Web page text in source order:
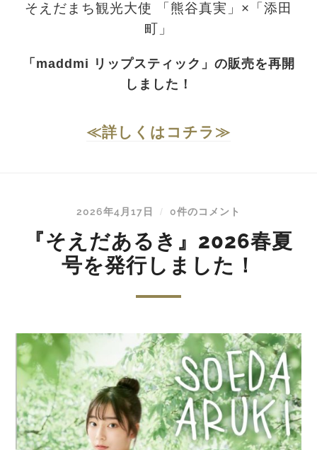
そえだまち観光大使 「熊谷真実」×「添田
町」
「maddmi リップスティック」の販売を再開
しました！
≪詳しくはコチラ≫
2026年4月17日 / 0件のコメント
『そえだあるき』2026春夏
号を発行しました！